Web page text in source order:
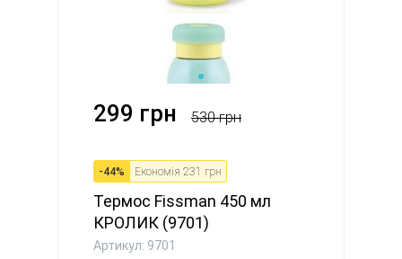
299 грн 530 грн
-44% Економія 231 грн
Термос Fissman 450 мл
КРОЛИК (9701)
Артикул: 9701